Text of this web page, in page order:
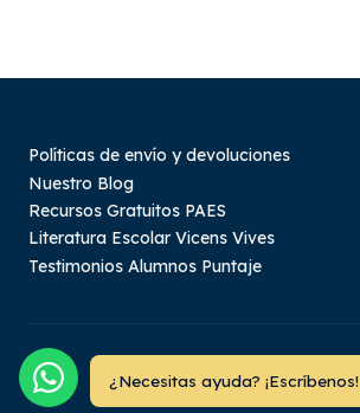
Políticas de envío y devoluciones
Nuestro Blog
Recursos Gratuitos PAES
Literatura Escolar Vicens Vives
Testimonios Alumnos Puntaje
¿Necesitas ayuda? ¡Escríbenos!